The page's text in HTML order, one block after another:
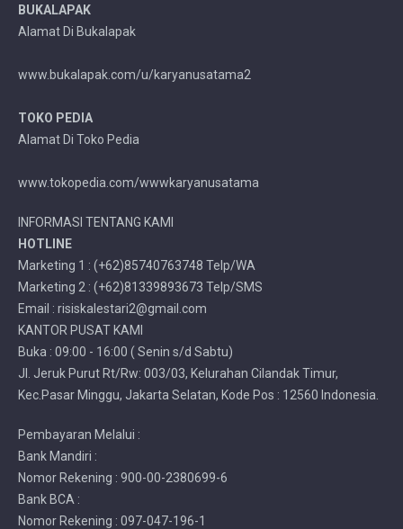
BUKALAPAK
Alamat Di Bukalapak
www.bukalapak.com/u/karyanusatama2
TOKO PEDIA
Alamat Di Toko Pedia
www.tokopedia.com/wwwkaryanusatama
INFORMASI TENTANG KAMI
HOTLINE
Marketing 1 : (+62)85740763748 Telp/WA
Marketing 2 : (+62)81339893673 Telp/SMS
Email : risiskalestari2@gmail.com
KANTOR PUSAT KAMI
Buka : 09:00 - 16:00 ( Senin s/d Sabtu)
Jl. Jeruk Purut Rt/Rw: 003/03, Kelurahan Cilandak Timur,
Kec.Pasar Minggu, Jakarta Selatan, Kode Pos : 12560 Indonesia.
Pembayaran Melalui :
Bank Mandiri :
Nomor Rekening : 900-00-2380699-6
Bank BCA :
Nomor Rekening : 097-047-196-1